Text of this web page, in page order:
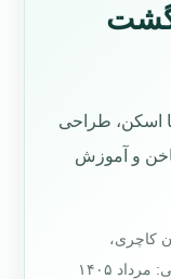
اسکن، طراحی
و آموزش
کاچری،
۱۴۰۵